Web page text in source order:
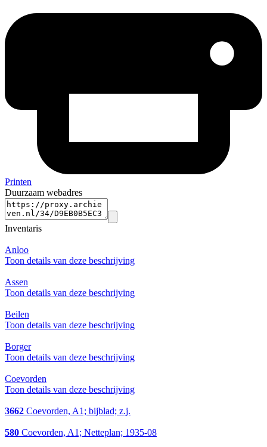
Printen
Duurzaam webadres
Inventaris
Anloo
Toon details van deze beschrijving
Assen
Toon details van deze beschrijving
Beilen
Toon details van deze beschrijving
Borger
Toon details van deze beschrijving
Coevorden
Toon details van deze beschrijving
3662 Coevorden, A1; bijblad; z.j.
580 Coevorden, A1; Netteplan; 1935-08